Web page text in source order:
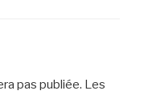
pas publiée. Les